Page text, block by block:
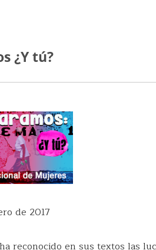
¿Y tú?
de 2017
reconocido en sus textos las